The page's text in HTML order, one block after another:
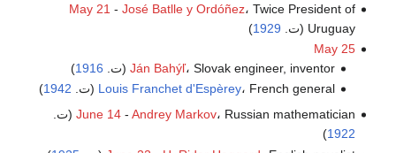
May 21 - José Batlle y Ordóñez، Twice President of
Uruguay (ت.
1929
)
May 25
Ján Bahýľ، Slovak engineer, inventor (ت. 1916
)
Louis Franchet d'Espèrey، French general (ت. 1942
)
June 14- Andrey Markov، Russian mathematician (ت.
1922
)